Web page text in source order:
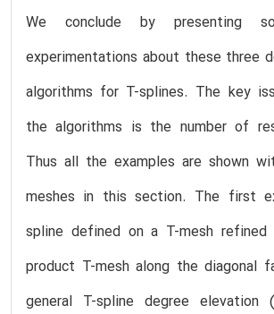
We conclude by presenting
experimentations about these three
algorithms for T-splines. The key
the algorithms is the number of
Thus all the examples are shown
meshes in this section. The first
spline defined on a T-mesh
product T-mesh along the diagonal
general T-spline degree elevation